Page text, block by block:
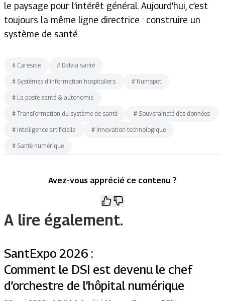
le paysage pour l’intérêt général. Aujourd’hui, c’est
toujours la même ligne directrice : construire un
système de santé
# Careside # Dalvia santé
# Systèmes d'information hospitaliers # Numspot
# La poste santé & autonomie
# Transformation du système de santé # Souveraineté des données
# Intelligence artificielle # Innovation technologique
# Santé numérique
Avez-vous apprécié ce contenu ?
A lire également.
SantExpo 2026 :
Comment le DSI est devenu le chef
d’orchestre de l’hôpital numérique